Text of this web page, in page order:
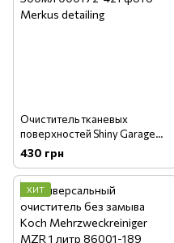
Очиститель тканевых
поверхностей Shiny Garage
Fabric Cleaner Shampoo
500мл
430 грн
ХИТ